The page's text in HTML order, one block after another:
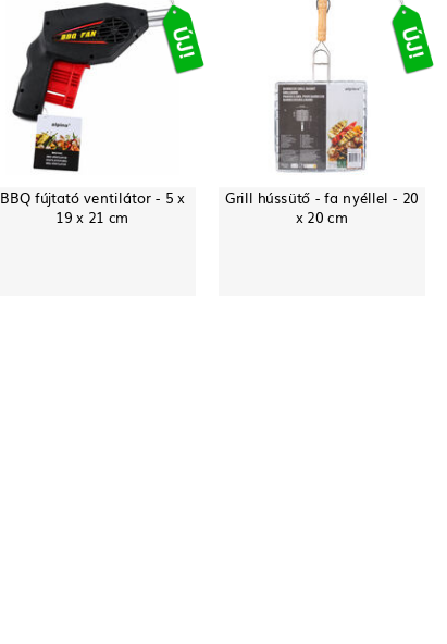
BBQ fújtató ventilátor - 5 x
19 x 21 cm
Grill hússütő - fa nyéllel - 20
x 20 cm